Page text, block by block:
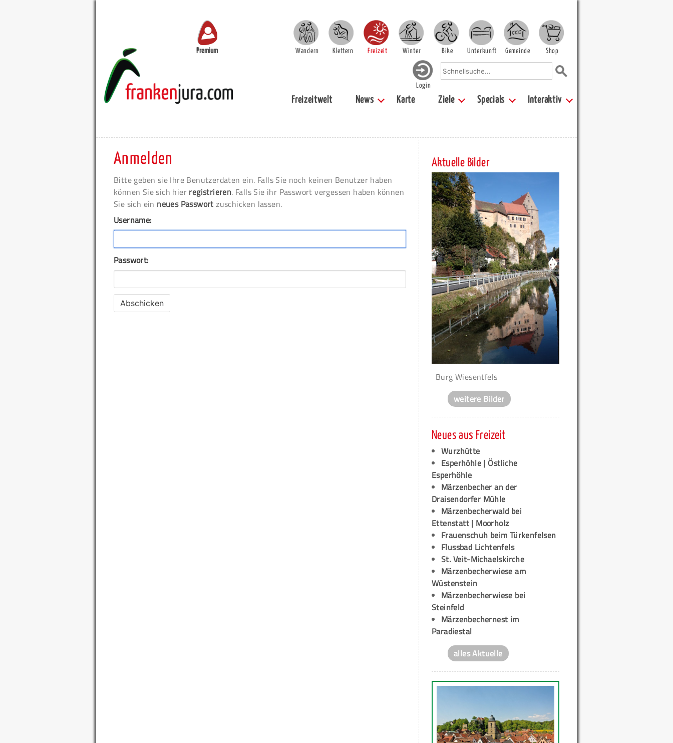
Premium Wandern Klettern Freizeit Winter Bike Unterkunft Gemeinde Shop
Login
Freizeitwelt News Karte Ziele Specials Interaktiv
Anmelden
Bitte geben sie Ihre Benutzerdaten ein. Falls Sie noch keinen Benutzer haben
können Sie sich hier registrieren. Falls Sie ihr Passwort vergessen haben können
Sie sich ein neues Passwort zuschicken lassen.
Username:
Passwort:
Aktuelle Bilder
Burg Wiesentfels
weitere Bilder
Neues aus Freizeit
Wurzhütte
Esperhöhle | Östliche
Esperhöhle
Märzenbecher an der
Draisendorfer Mühle
Märzenbecherwald bei
Ettenstatt | Moorholz
Frauenschuh beim Türkenfelsen
Flussbad Lichtenfels
St. Veit-Michaelskirche
Märzenbecherwiese am
Wüstenstein
Märzenbecherwiese bei
Steinfeld
Märzenbechernest im
Paradiestal
alles Aktuelle